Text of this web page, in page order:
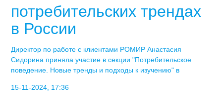
потребительских трендах
в России
Директор по работе с клиентами РОМИР Анастасия
Сидорина приняла участие в секции "Потребительское
поведение. Новые тренды и подходы к изучению" в
15-11-2024, 17:36